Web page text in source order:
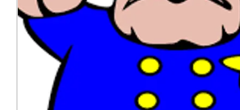
einer multidisziplinären Künstlerin,
Bereichen Theater, Performance,
Klangkunst arbeitet. Skript und Produktion: Roscha
A. Säidow Weitere Informationen
saeidow.de Der Audiowalk ist auf Schweizerdeutsch,